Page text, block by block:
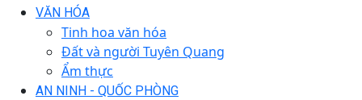
VĂN HÓA
Tinh hoa văn hóa
Đất và người Tuyên Quang
Ẩm thực
AN NINH - QUỐC PHÒNG